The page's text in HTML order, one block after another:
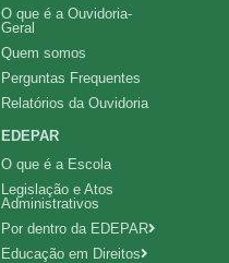
O que é a Ouvidoria-
Geral
Quem somos
Perguntas Frequentes
Relatórios da Ouvidoria
EDEPAR
O que é a Escola
Legislação e Atos
Administrativos
Por dentro da EDEPAR
Educação em Direitos